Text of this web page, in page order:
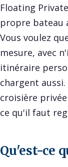
Floating
propre bateau
Vous voulez
mesure, avec
itinéraire
chargent
croisière
ce qu'il faut
Qu'est-ce